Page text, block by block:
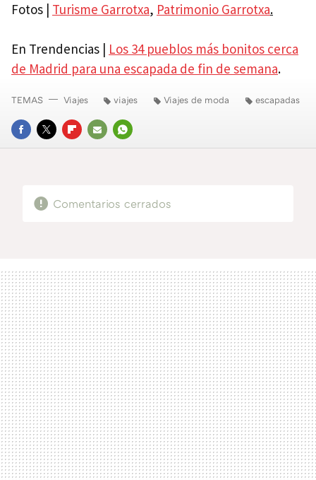
Fotos | Turisme Garrotxa, Patrimonio Garrotxa.
En Trendencias | Los 34 pueblos más bonitos cerca
de Madrid para una escapada de fin de semana.
FACEBOOK
TWITTERFLIPBOARD
E-
WHATSAPP
TEMAS Viajes viajes Viajes de moda escapadas
Comentarios cerrados